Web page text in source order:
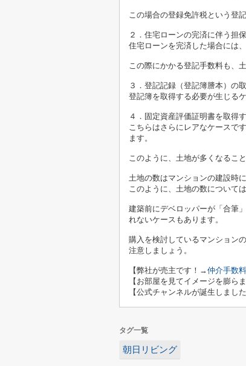
この場合の登録免許税という登
２．住宅ローンの完済に伴う担
住宅ローンを完済した場合には
この際にかかる登記手数料も、
３．登記記録（登記簿謄本）の
登記簿を取得する必要が生じる
４．固定資産評価証明書を取得
こちらはさらにレアなケースで
ます。
このように、土地が多くなるこ
土地の数はマンションの建設時
このように、土地の数について
建築前にデベロッパーが「合筆
れないケースもあります。
購入を検討しているマンション
注意しましょう。
【弊社が売主です！→仲介手数
【お部屋を見てイメージを膨ら
【公式チャンネルが誕生しまし
タグ一覧
朝日リビング